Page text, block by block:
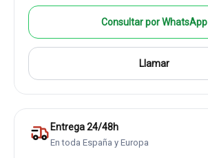
Consultar por WhatsApp
Llamar
Entrega 24/48h
En toda España y Europa